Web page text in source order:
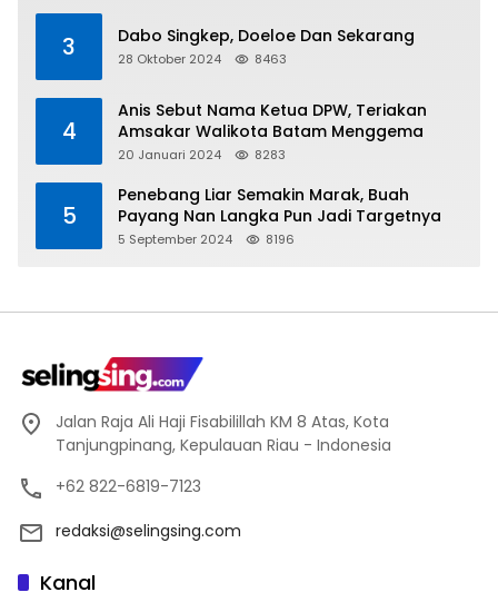
3 Dabo Singkep, Doeloe Dan Sekarang
28 Oktober 2024 8463
4
Anis Sebut Nama Ketua DPW, Teriakan
Amsakar Walikota Batam Menggema
20 Januari 2024 8283
5
Penebang Liar Semakin Marak, Buah
Payang Nan Langka Pun Jadi Targetnya
5 September 2024 8196
Jalan Raja Ali Haji Fisabilillah KM 8 Atas, Kota
Tanjungpinang, Kepulauan Riau - Indonesia
+62 822-6819-7123
redaksi@selingsing.com
Kanal